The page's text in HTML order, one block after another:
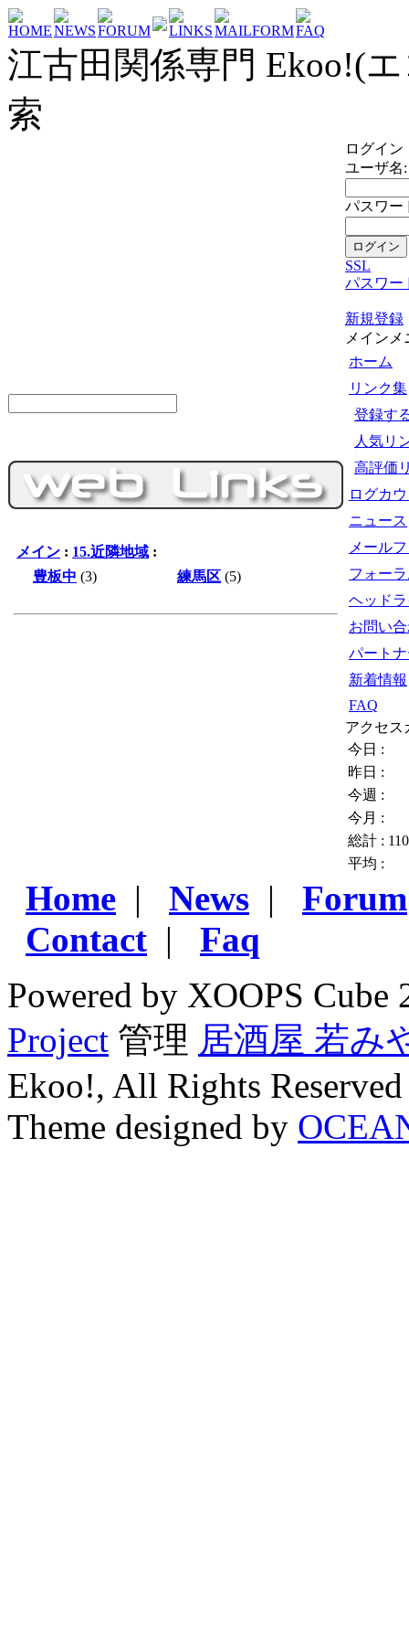
HOMENEWSFORUM LINKSMAILFORMFAQ
江古田関係専門 Ekoo!(
索
メイン : 15.近隣地域 :
豊板中 (3) 練馬区 (5)
ログイン
ユーザ名:
パスワー
SSL
パスワー
新規登録
メインメ
ホーム
リンク集
登録す
人気リ
高評価
ログカ
ニュース
メール
フォー
ヘッド
お問い
パート
新着情報
FAQ
アクセス
今日 :
昨日 :
今週 :
今月 :
総計 :
平均 :
Home | News | Forum
Contact | Faq
Powered by XOOPS
Project 管理 居酒屋 若み
Ekoo!, All Rights Reserved
Theme designed by